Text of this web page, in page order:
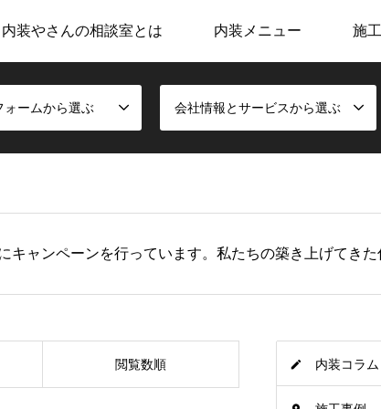
内装やさんの相談室とは 内装メニュー 施
ォームから選ぶ 会社情報とサービスから選ぶ
キャンペーンを行っています。私たちの築き上げてきた
閲覧数順 内装コラム